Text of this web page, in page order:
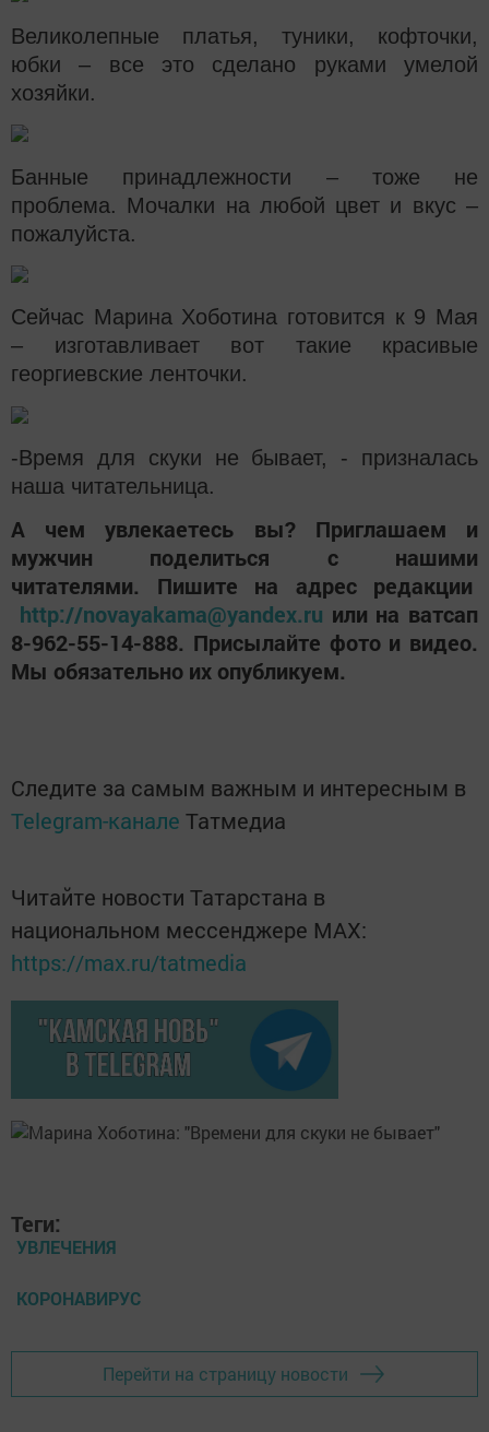
Великолепные платья, туники, кофточки,
юбки – все это сделано руками умелой
хозяйки.
Банные принадлежности – тоже не
проблема. Мочалки на любой цвет и вкус –
пожалуйста.
Сейчас Марина Хоботина готовится к 9 Мая
– изготавливает вот такие красивые
георгиевские ленточки.
-Время для скуки не бывает, - призналась
наша читательница.
А чем увлекаетесь вы? Приглашаем и
мужчин поделиться с нашими
читателями. Пишите на адрес редакции
http://novayakama@yandex.ru или на ватсап
8-962-55-14-888. Присылайте фото и видео.
Мы обязательно их опубликуем.
Следите за самым важным и интересным в
Telegram-канале Татмедиа
Читайте новости Татарстана в
национальном мессенджере MАХ:
https://max.ru/tatmedia
Теги:
УВЛЕЧЕНИЯ
КОРОНАВИРУС
Перейти на страницу новости